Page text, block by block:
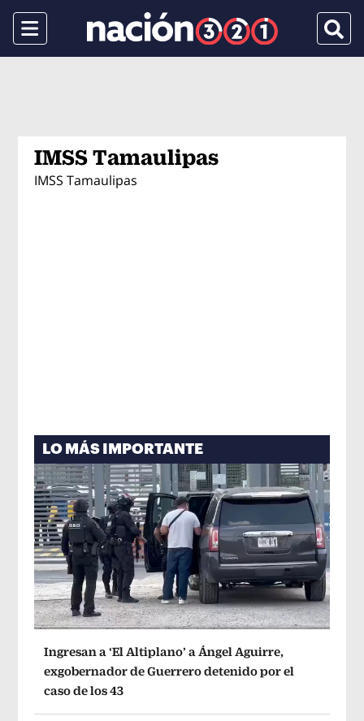
Menu
IMSS Tamaulipas
IMSS Tamaulipas
LO MÁS IMPORTANTE
Ingresan a ‘El Altiplano’ a Ángel Aguirre,
exgobernador de Guerrero detenido por el
caso de los 43